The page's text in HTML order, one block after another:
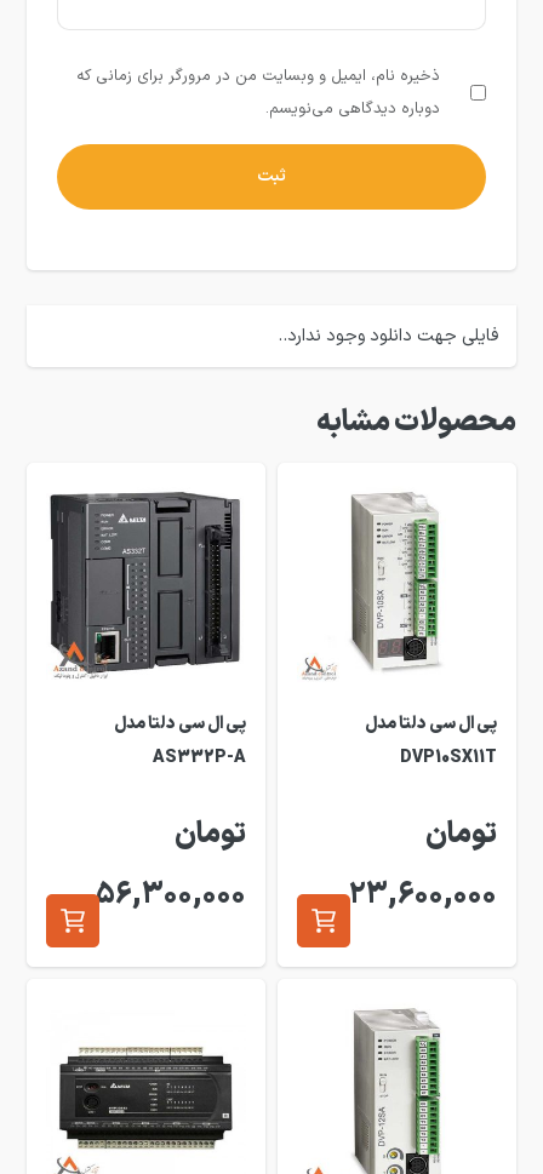
ذخیره نام، ایمیل و وبسایت من در مرورگر برای زمانی که
دوباره دیدگاهی می‌نویسم.
فایلی جهت دانلود وجود ندارد..
محصولات مشابه
پی ال سی دلتا مدل
DVP10SX11T
تومان
23,600,000
پی ال سی دلتا مدل
AS332P-A
تومان
56,300,000